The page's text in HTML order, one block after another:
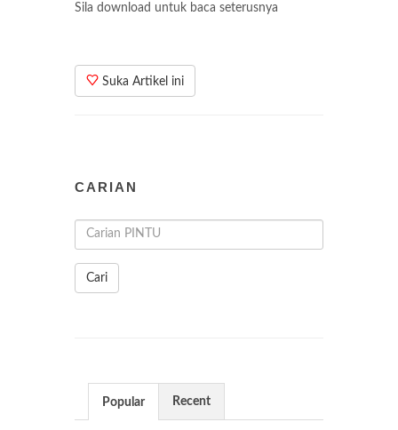
Sila download untuk baca seterusnya
Suka Artikel ini
CARIAN
Cari
Popular Recent